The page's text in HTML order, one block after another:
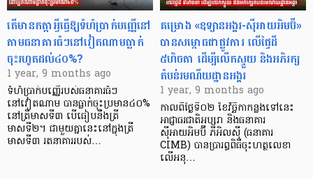
តើមានកត្តាអ្វីធ្វើឱ្យទំហំប្រាក់បញ្ញើនៅ
តាមធនាគារធំៗនៅវៀតណាមធ្លាក់
ចុះរហូតដល់៤០%?
1 year, 9 months ago
ទំហំប្រាក់បញ្ញើរបស់ធនាគារធំៗ
នៅវៀតណាម បានធ្លាក់ចុះប្រមាន៤០%
នៅត្រីមាសទី៣ បើធៀបនឹងត្រី
មាសទី២។ ជាមួយគ្នានេះនៅក្នុងត្រី
មាសទី៣ រតនាគាររបស់…
គម្រោង «ឧទ្យានអង្គរ-ស៊ីអាយអិមប៊ី»
បានសម្ពោធជាផ្លូវការ លើផ្ទៃដី
៥ហិចតា ដើម្បីលើកស្ទួយ និងអភិរក្ស
តំបន់រមណីយដ្ឋានអង្គរ
1 year, 9 months ago
កាលពីថ្ងៃទី០២ ខែវិច្ឆិកាកន្លងទៅនេះ
អាជ្ញាធរជាតិអប្សរា និងធនាគារ
ស៊ីអាយអិមប៊ី ភីអិលស៊ី (ធនាគារ
CIMB) បានប្រារព្ធពិធីចុះហត្ថលេខា
លើអនុ…